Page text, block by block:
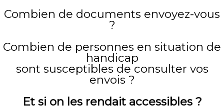
Combien de documents envoyez-vous
?
Combien de personnes en situation de
handicap
sont susceptibles de consulter vos
envois ?
Et si on les rendait accessibles ?